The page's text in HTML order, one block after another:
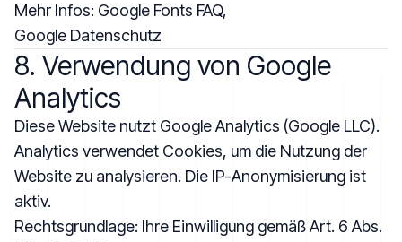
Mehr Infos: Google Fonts FAQ,
Google Datenschutz
8. Verwendung von Google
Analytics
Diese Website nutzt Google Analytics (Google LLC).
Analytics verwendet Cookies, um die Nutzung der
Website zu analysieren. Die IP-Anonymisierung ist
aktiv.
Rechtsgrundlage: Ihre Einwilligung gemäß Art. 6 Abs.